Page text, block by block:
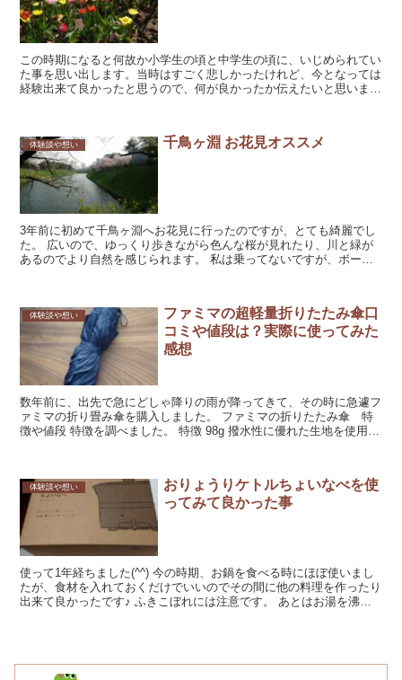
この時期になると何故か小学生の頃と中学生の頃に、いじめられてい
た事を思い出します。当時はすごく悲しかったけれど、今となっては
経験出来て良かったと思うので、何が良かったか伝えたいと思いま
体験談や想い 千鳥ヶ淵 お花見オススメ
3年前に初めて千鳥ヶ淵へお花見に行ったのですが、とても綺麗でし
た。 広いので、ゆっくり歩きながら色んな桜が見れたり、川と緑が
あるのでより自然を感じられます。 私は乗ってないですが、ボート
体験談や想い
ファミマの超軽量折りたたみ傘口
コミや値段は？実際に使ってみた
感想
数年前に、出先で急にどしゃ降りの雨が降ってきて、その時に急遽フ
ァミマの折り畳み傘を購入しました。 ファミマの折りたたみ傘 特
徴や値段 特徴を調べました。 特徴 98g 撥水性に優れた生地を使用し
体験談や想い
おりょうりケトルちょいなべを使
ってみて良かった事
使って1年経ちました(^^) 今の時期、お鍋を食べる時にほぼ使いまし
たが、食材を入れておくだけでいいのでその間に他の料理を作ったり
出来て良かったです♪ ふきこぼれには注意です。 あとはお湯を沸か